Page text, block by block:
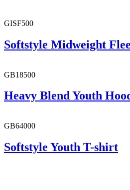
GISF500
Softstyle Midweight
GB18500
Heavy Blend Youth
GB64000
Softstyle Youth T-shirt